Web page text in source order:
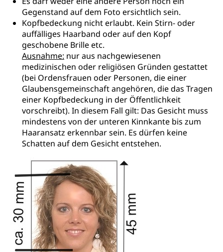
Gegenstand auf dem Foto ersichtlich sein.
Kopfbedeckung nicht erlaubt. Kein Stirn- oder
auffälliges Haarband oder auf den Kopf
geschobene Brille etc.
Ausnahme: nur aus nachgewiesenen
medizinischen oder religiösen Gründen gestattet
(bei Ordensfrauen oder Personen, die einer
Glaubensgemeinschaft angehören, die das Tragen
einer Kopfbedeckung in der Öffentlichkeit
vorschreibt). In diesem Fall gilt: Das Gesicht muss
mindestens von der unteren Kinnkante bis zum
Haaransatz erkennbar sein. Es dürfen keine
Schatten auf dem Gesicht entstehen.
Krankenversicherung (WAS Luzern)
Existenzsicherung - Sozialhilfe
Soziales und Gesellschaft (Dienststelle)
Opferhilfe
Arbeitslosenversicherung (WAS Luzern)
Invalidenversicherung (WAS Luzern)
Soziale Sicherheit
Medikamentenabhängigkeit,
Arzneimittelabhängigkeit, Suchtkrankheit,
Drogenabhängige, Drogensüchtige,
Betäubungsmittel, Suchtmittel, Psychopharmaka
Fachstelle Sucht Region Luzern
Drogen (Polizei)
Sucht
Gesundheitsversorgung
Gesundheitsversorgung, Spital, Pflegeinitiative,
Ambulant vor stationär, AVOS, Patientendossier
Gesundheitsversorgung
AHV / IV
Altersrente, Invalidenrente, Witwenrente,
Sozialversicherung, Vorsorgeeinrichtung,
Pensionskasse, erste Säule, zweite Säule, dritte
Säule, Hilflosenentschädigung,
Ergänzungsleistungen, Altersvorsorge,
Todesfallversicherung
Hilfslosenentschädigung (WAS Luzern)
AHV-Hinterlassenenrente (WAS Luzern)
AHV-Beiträge (WAS Luzern)
Informationsstelle AHV/IV
Behinderung
Körperbehinderung, körperliche Behinderung,
geistige Behinderung, psychische Behinderung,
Erwerbsunfähigkeit, Behinderte
Inklusion im Sport